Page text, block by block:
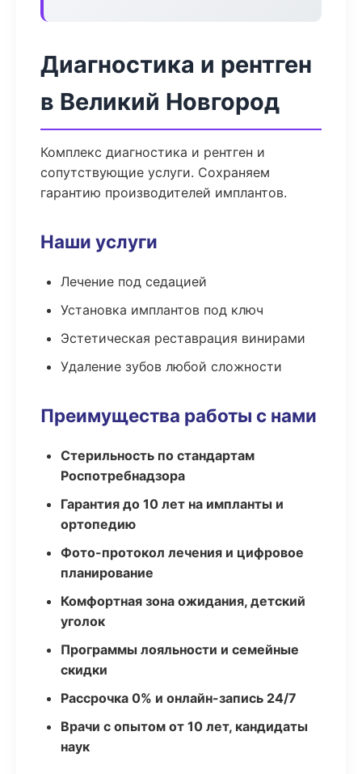
Диагностика и рентген
в Великий Новгород
Комплекс диагностика и рентген и
сопутствующие услуги. Сохраняем
гарантию производителей имплантов.
Наши услуги
Лечение под седацией
Установка имплантов под ключ
Эстетическая реставрация винирами
Удаление зубов любой сложности
Преимущества работы с нами
Стерильность по стандартам
Роспотребнадзора
Гарантия до 10 лет на импланты и
ортопедию
Фото-протокол лечения и цифровое
планирование
Комфортная зона ожидания, детский
уголок
Программы лояльности и семейные
скидки
Рассрочка 0% и онлайн-запись 24/7
Врачи с опытом от 10 лет, кандидаты
наук